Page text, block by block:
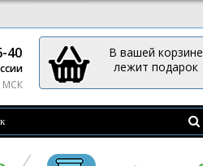
40
МСК
В вашей корзине
лежит подарок